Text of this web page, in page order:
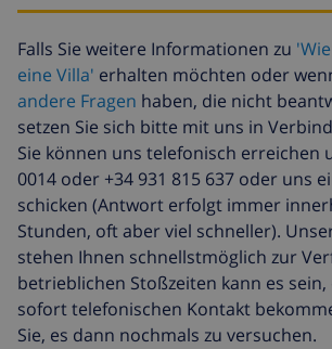
Falls Sie weitere Informationen zu
eine Villa' erhalten möchten oder
andere Fragen haben, die nicht
setzen Sie sich bitte mit uns in
Sie können uns telefonisch erreichen
0014 oder +34 931 815 637 oder uns
schicken (Antwort erfolgt immer
Stunden, oft aber viel schneller).
stehen Ihnen schnellstmöglich zur
betrieblichen Stoßzeiten kann es sein,
sofort telefonischen Kontakt
Sie, es dann nochmals zu versuchen.